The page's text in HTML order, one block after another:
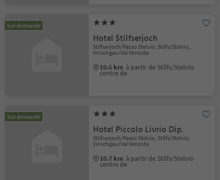
Sur demande
Hotel Stilfserjoch
Stilfserjoch/Passo Stelvio, Stilfs/Stelvio,
Vinschgau/Val Venosta
10.6 km à partir de Stilfs/Stelvio
centre de
Sur demande
Hotel Piccolo Livrio Dip.
Stilfserjoch/Passo Stelvio, Stilfs/Stelvio,
Vinschgau/Val Venosta
10.7 km à partir de Stilfs/Stelvio
centre de